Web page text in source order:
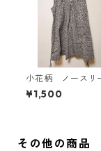
小花柄 ノースリ
ワンピース ４Ｌ
ラック KAE-4819
¥1,500
その他の商品